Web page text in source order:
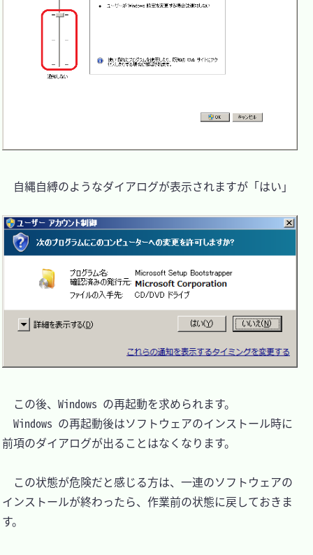
自縄自縛のようなダイアログが表示されますが「はい」
この後、Windows の再起動を求められます。
Windows の再起動後はソフトウェアのインストール時に
前項のダイアログが出ることはなくなります。
この状態が危険だと感じる方は、一連のソフトウェアの
インストールが終わったら、作業前の状態に戻しておきま
す。